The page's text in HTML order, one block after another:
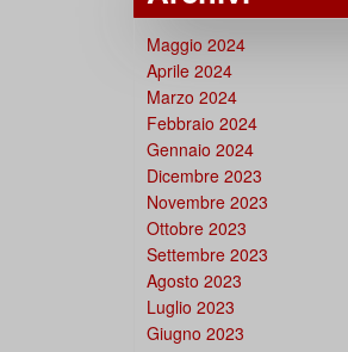
Maggio 2024
Aprile 2024
Marzo 2024
Febbraio 2024
Gennaio 2024
Dicembre 2023
Novembre 2023
Ottobre 2023
Settembre 2023
Agosto 2023
Luglio 2023
Giugno 2023